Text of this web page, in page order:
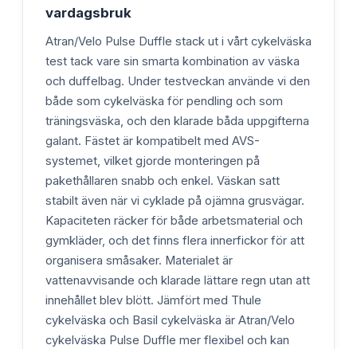
vardagsbruk
Atran/Velo Pulse Duffle stack ut i vårt cykelväska
test tack vare sin smarta kombination av väska
och duffelbag. Under testveckan använde vi den
både som cykelväska för pendling och som
träningsväska, och den klarade båda uppgifterna
galant. Fästet är kompatibelt med AVS-
systemet, vilket gjorde monteringen på
pakethållaren snabb och enkel. Väskan satt
stabilt även när vi cyklade på ojämna grusvägar.
Kapaciteten räcker för både arbetsmaterial och
gymkläder, och det finns flera innerfickor för att
organisera småsaker. Materialet är
vattenavvisande och klarade lättare regn utan att
innehållet blev blött. Jämfört med Thule
cykelväska och Basil cykelväska är Atran/Velo
cykelväska Pulse Duffle mer flexibel och kan